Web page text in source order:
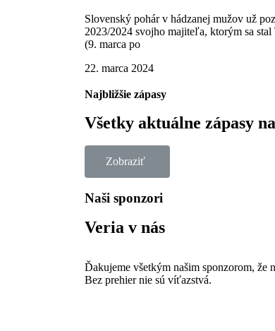
Slovenský pohár v hádzanej mužov už
2023/2024 svojho majiteľa, ktorým sa stal
(9. marca po
22. marca 2024
Najbližšie zápasy
Všetky aktuálne zápasy
Zobraziť
Naši sponzori
Veria v nás
Ďakujeme všetkým našim sponzorom, že
Bez prehier nie sú víťazstvá.